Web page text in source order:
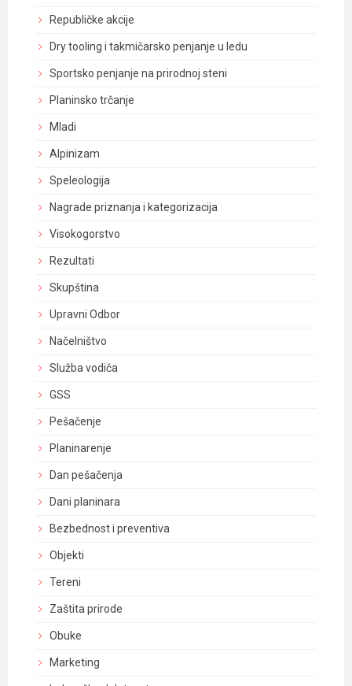
Republičke akcije
Dry tooling i takmičarsko penjanje u ledu
Sportsko penjanje na prirodnoj steni
Planinsko trčanje
Mladi
Alpinizam
Speleologija
Nagrade priznanja i kategorizacija
Visokogorstvo
Rezultati
Skupština
Upravni Odbor
Načelništvo
Služba vodiča
GSS
Pešačenje
Planinarenje
Dan pešačenja
Dani planinara
Bezbednost i preventiva
Objekti
Tereni
Zaštita prirode
Obuke
Marketing